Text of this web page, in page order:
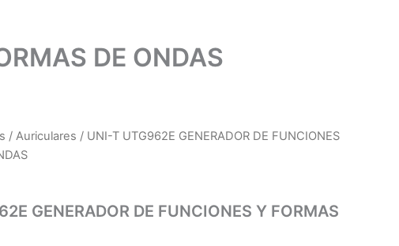
DE ONDAS
/ Auriculares / UNI-T UTG962E GENERADOR DE FUNCIONES
GENERADOR DE FUNCIONES Y FORMAS
El
original
El
actual